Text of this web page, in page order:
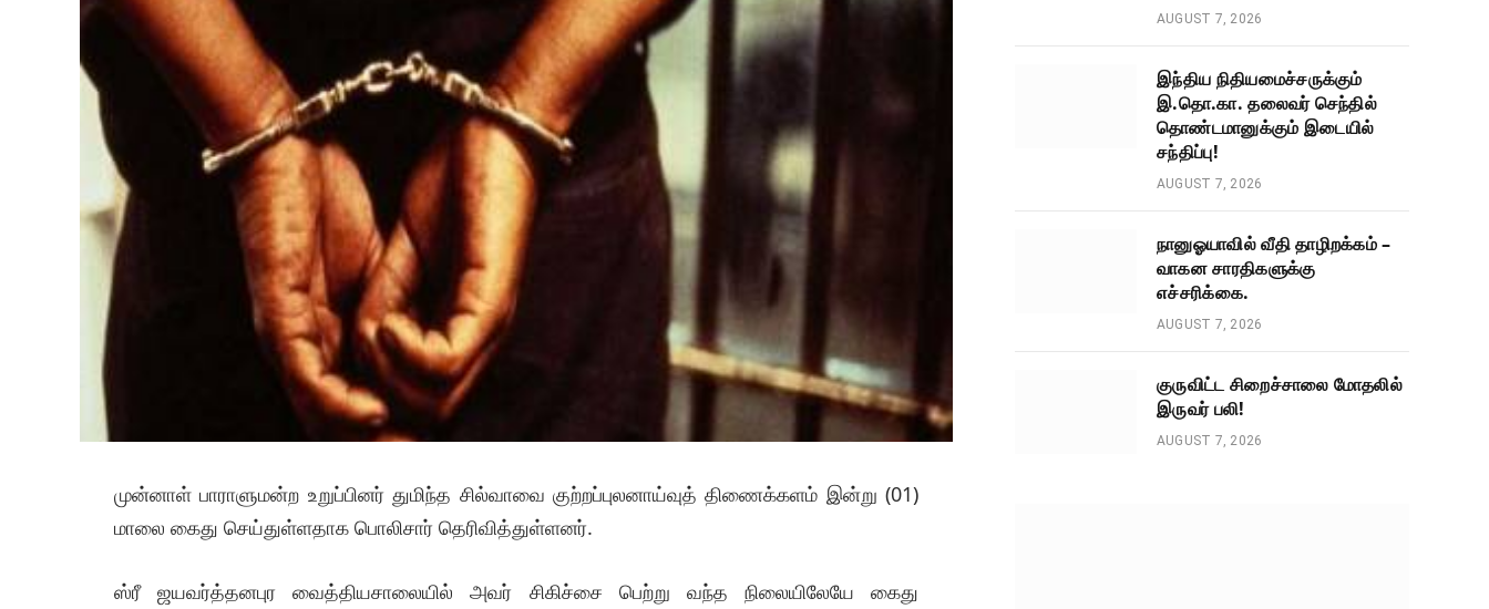
முன்னாள் பாராளுமன்ற உறுப்பினர் துமிந்த சில்வாவை குற்றப்புலனாய்வுத் திணைக்களம் இன்று (01)
மாலை கைது செய்துள்ளதாக பொலிசார் தெரிவித்துள்ளனர்.
ஸ்ரீ ஜயவர்த்தனபுர வைத்தியசாலையில் அவர் சிகிச்சை பெற்று வந்த நிலையிலேயே கைது
AUGUST 7, 2026
இந்திய நிதியமைச்சருக்கும்
இ.தொ.கா. தலைவர் செந்தில்
தொண்டமானுக்கும் இடையில்
சந்திப்பு!
AUGUST 7, 2026
நானுஓயாவில் வீதி தாழிறக்கம் –
வாகன சாரதிகளுக்கு
எச்சரிக்கை.
AUGUST 7, 2026
குருவிட்ட சிறைச்சாலை மோதலில்
இருவர் பலி!
AUGUST 7, 2026